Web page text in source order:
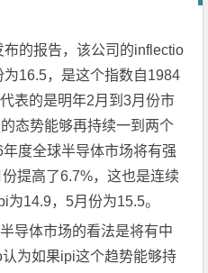
的报告，该公司的inflectio
16.5，是这个指数自1984
表的是明年2月到3月份市
态势能够再持续一到两个
度全球半导体市场将有强
提高了6.7%，这也是连续
14.9，5月份为15.5。
导体市场的看法是将有中
为如果ipi这个趋势能够持